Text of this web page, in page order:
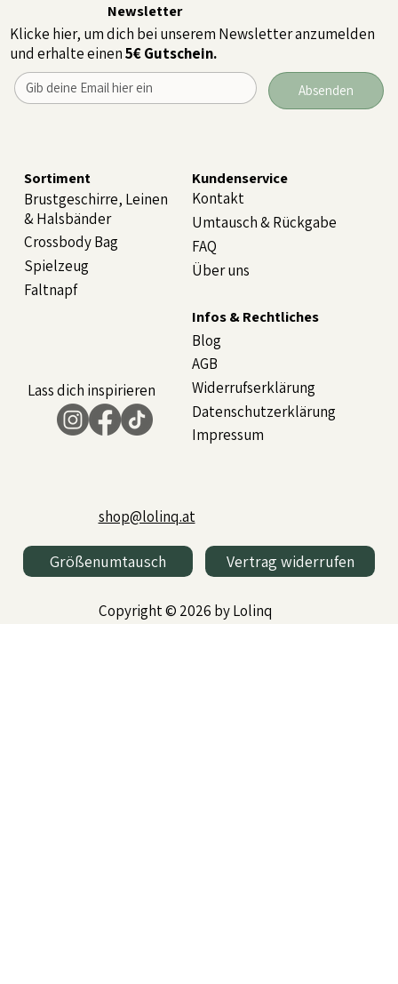
Sortiment
Brustgeschirre, Leinen
& Halsbänder
Crossbody Bag
Spielzeug
Faltnapf
Kundenservice
Kontakt
Über uns
Umtausch & Rückgabe
FAQ
Newsletter
Klicke hier, um dich bei unserem Newsletter anzumelden
und erhalte einen5€ Gutschein.
Absenden
shop@lolinq.at
Größenumtausch Vertrag widerrufen
Copyright © 2026 by Lolinq
Infos & Rechtliches
Blog
AGB
Widerrufserklärung
Datenschutzerklärung
Impressum
Lass dich inspirieren